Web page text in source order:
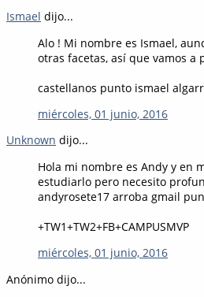
Ismael dijo...
Alo ! Mi nombre es Ismael,
otras facetas, así que vamos a
castellanos punto ismael
miércoles, 01 junio, 2016
Unknown dijo...
Hola mi nombre es Andy y en
estudiarlo pero necesito
andyrosete17 arroba gmail
+TW1+TW2+FB+CAMPUSMVP
miércoles, 01 junio, 2016
Anónimo dijo...